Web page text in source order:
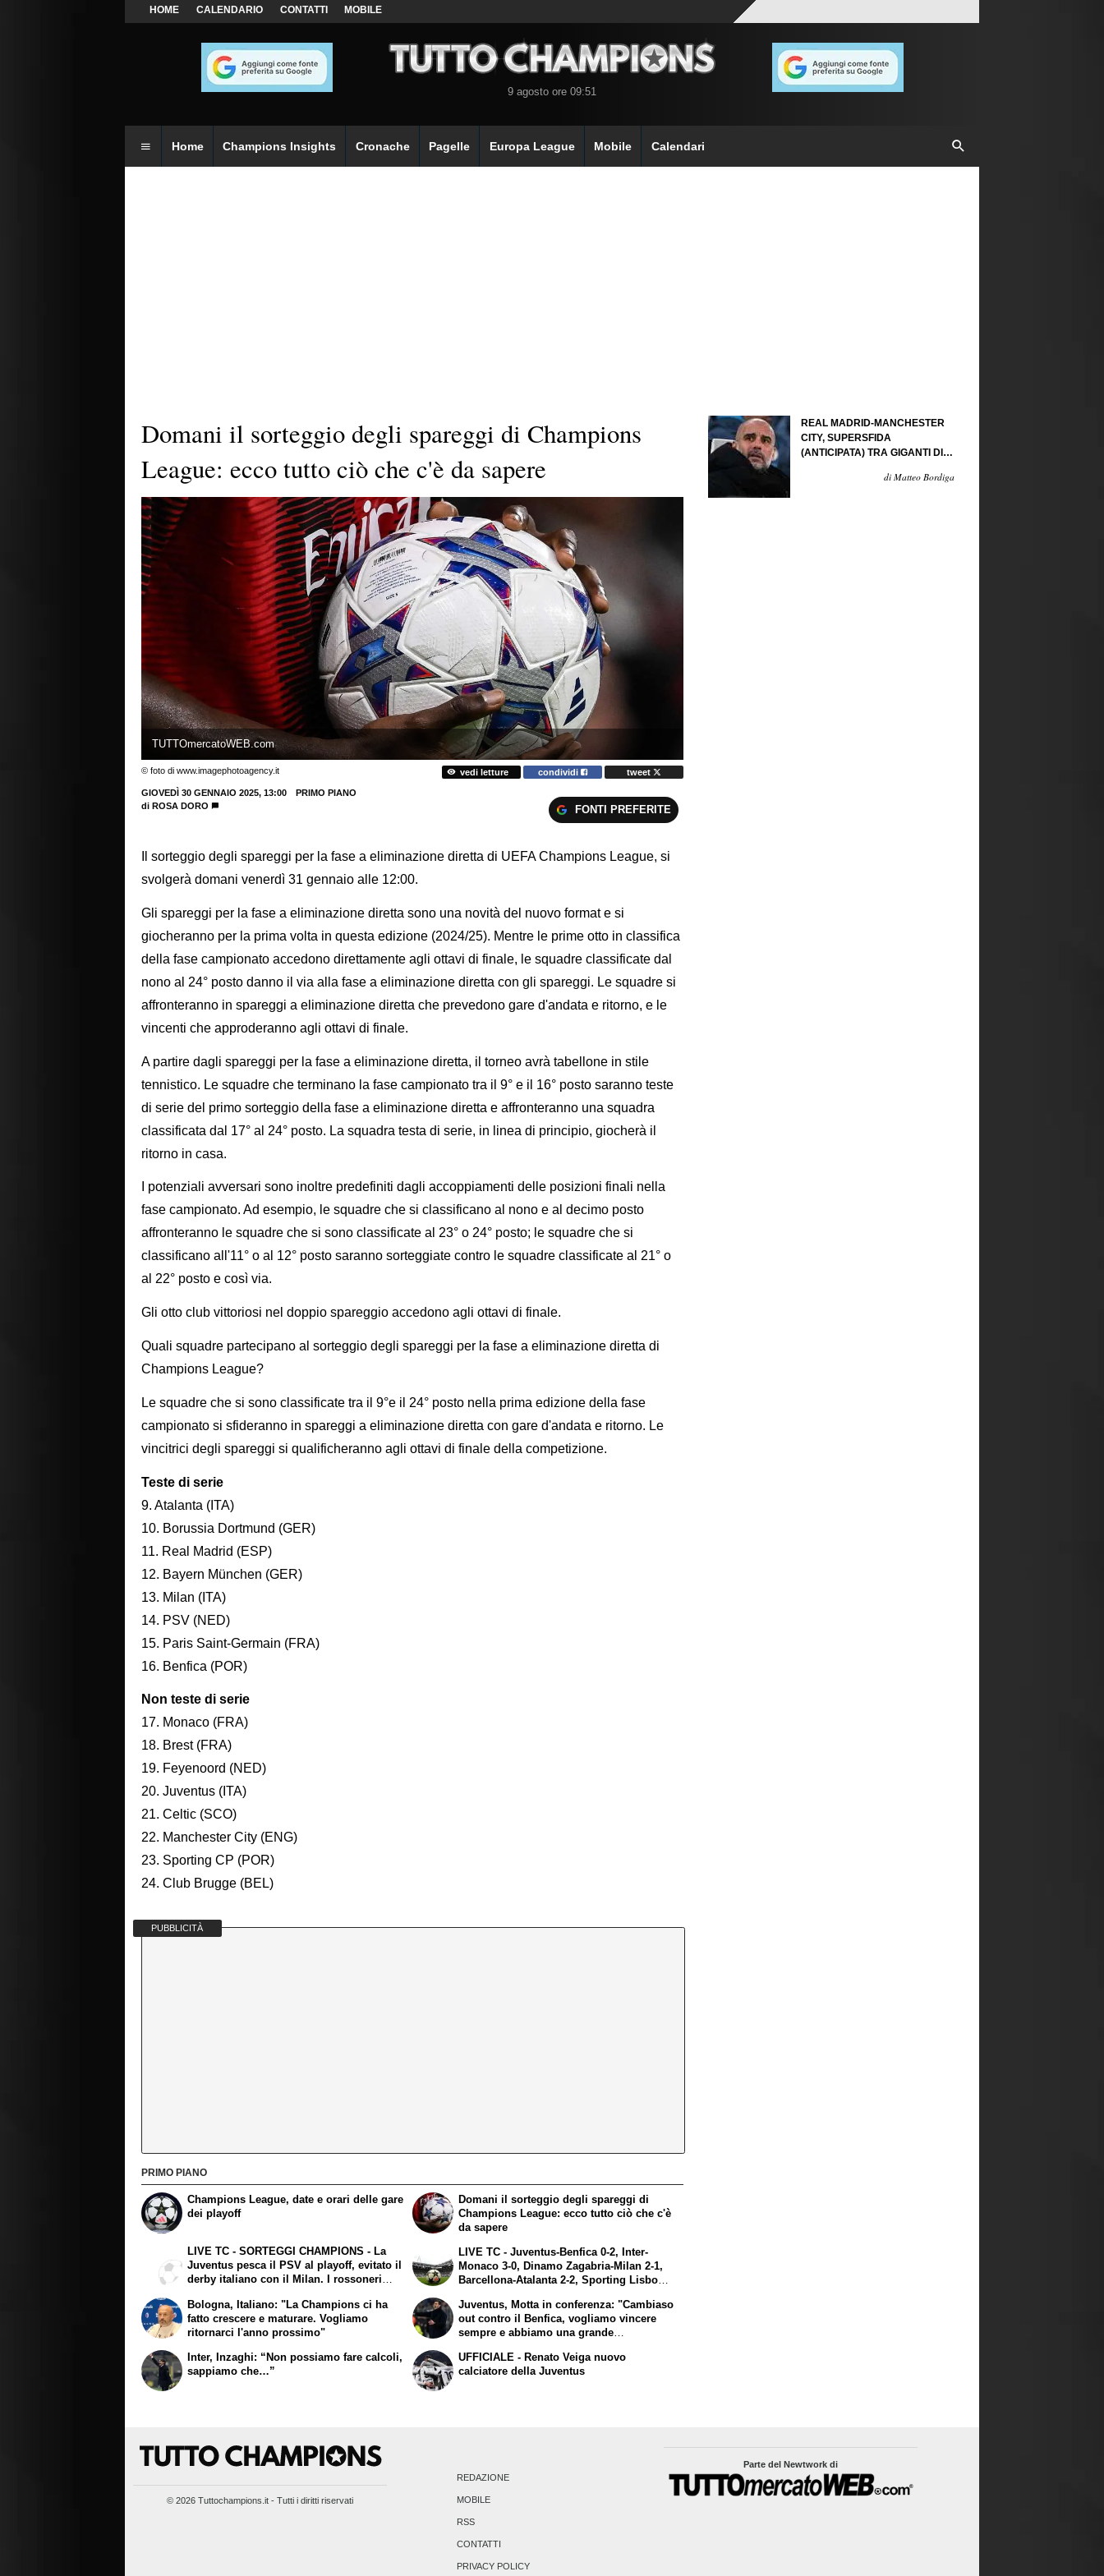
HOME CALENDARIO CONTATTI MOBILE
9 agosto ore 09:51
Home Champions Insights Cronache Pagelle Europa League Mobile Calendari
Domani il sorteggio degli spareggi di Champions
League: ecco tutto ciò che c'è da sapere
TUTTOmercatoWEB.com
© foto di www.imagephotoagency.it vedi letture condividi tweet
GIOVEDÌ 30 GENNAIO 2025, 13:00
PRIMO PIANO
di ROSA DORO FONTI PREFERITE
Il sorteggio degli spareggi per la fase a eliminazione diretta di UEFA Champions League, si
svolgerà domani venerdì 31 gennaio alle 12:00.
Gli spareggi per la fase a eliminazione diretta sono una novità del nuovo format e si
giocheranno per la prima volta in questa edizione (2024/25). Mentre le prime otto in classifica
della fase campionato accedono direttamente agli ottavi di finale, le squadre classificate dal
nono al 24° posto danno il via alla fase a eliminazione diretta con gli spareggi. Le squadre si
affronteranno in spareggi a eliminazione diretta che prevedono gare d'andata e ritorno, e le
vincenti che approderanno agli ottavi di finale.
A partire dagli spareggi per la fase a eliminazione diretta, il torneo avrà tabellone in stile
tennistico. Le squadre che terminano la fase campionato tra il 9° e il 16° posto saranno teste
di serie del primo sorteggio della fase a eliminazione diretta e affronteranno una squadra
classificata dal 17° al 24° posto. La squadra testa di serie, in linea di principio, giocherà il
ritorno in casa.
I potenziali avversari sono inoltre predefiniti dagli accoppiamenti delle posizioni finali nella
fase campionato. Ad esempio, le squadre che si classificano al nono e al decimo posto
affronteranno le squadre che si sono classificate al 23° o 24° posto; le squadre che si
classificano all'11° o al 12° posto saranno sorteggiate contro le squadre classificate al 21° o
al 22° posto e così via.
Gli otto club vittoriosi nel doppio spareggio accedono agli ottavi di finale.
Quali squadre partecipano al sorteggio degli spareggi per la fase a eliminazione diretta di
Champions League?
Le squadre che si sono classificate tra il 9°e il 24° posto nella prima edizione della fase
campionato si sfideranno in spareggi a eliminazione diretta con gare d'andata e ritorno. Le
vincitrici degli spareggi si qualificheranno agli ottavi di finale della competizione.
Teste di serie
9. Atalanta (ITA)
10. Borussia Dortmund (GER)
11. Real Madrid (ESP)
12. Bayern München (GER)
13. Milan (ITA)
14. PSV (NED)
15. Paris Saint-Germain (FRA)
16. Benfica (POR)
Non teste di serie
17. Monaco (FRA)
18. Brest (FRA)
19. Feyenoord (NED)
20. Juventus (ITA)
21. Celtic (SCO)
22. Manchester City (ENG)
23. Sporting CP (POR)
24. Club Brugge (BEL)
PUBBLICITÀ
PRIMO PIANO
Champions League, date e orari delle gare
dei playoff
LIVE TC - SORTEGGI CHAMPIONS - La
Juventus pesca il PSV al playoff, evitato il
derby italiano con il Milan. I rossoneri
l'Atalanta. Spicca City-Real
Domani il sorteggio degli spareggi di
Champions League: ecco tutto ciò che c'è
da sapere
LIVE TC - Juventus-Benfica 0-2, Inter-
Monaco 3-0, Dinamo Zagabria-Milan 2-1,
Barcellona-Atalanta 2-2, Sporting Lisbona-
risultati finali.
Bologna, Italiano: "La Champions ci ha
fatto crescere e maturare. Vogliamo
ritornarci l'anno prossimo"
Inter, Inzaghi: “Non possiamo fare calcoli,
sappiamo che…”
Juventus, Motta in conferenza: "Cambiaso
out contro il Benfica, vogliamo vincere
sempre e abbiamo una grande
Vlahovic..."
UFFICIALE - Renato Veiga nuovo
calciatore della Juventus
REAL MADRID-MANCHESTER
CITY, SUPERSFIDA
(ANTICIPATA) TRA GIGANTI DI
di Matteo Bordiga
© 2026 Tuttochampions.it - Tutti i diritti riservati
REDAZIONE
MOBILE
RSS
CONTATTI
PRIVACY POLICY
Parte del Newtwork di